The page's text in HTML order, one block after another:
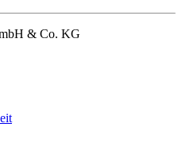
& Co. KG